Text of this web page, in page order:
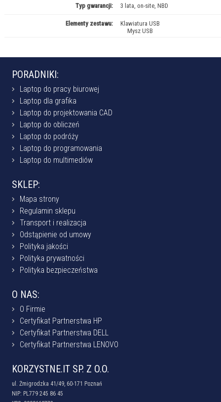
Typ gwarancji: 3 lata, on-site, NBD
Elementy zestawu:
Klawiatura USB
Mysz USB
PORADNIKI:
Laptop do pracy biurowej
Laptop dla grafika
Laptop do projektowania CAD
Laptop do obliczeń
Laptop do podróży
Laptop do programowania
Laptop do multimediów
SKLEP:
Mapa strony
Regulamin sklepu
Transport i realizacja
Odstąpienie od umowy
Polityka jakości
Polityka prywatności
Polityka bezpieczeństwa
O NAS:
O Firmie
Certyfikat Partnerstwa HP
Certyfikat Partnerstwa DELL
Certyfikat Partnerstwa LENOVO
KORZYSTNE.IT SP. Z O.O.
ul. Żmigrodzka 41/49, 60-171 Poznań
NIP: PL779 245 86 45